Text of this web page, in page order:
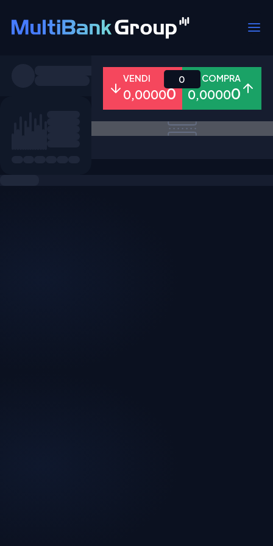
Tutti Forex Metalli Azioni
VENDI
0,00000
COMPRA
0,00000
0